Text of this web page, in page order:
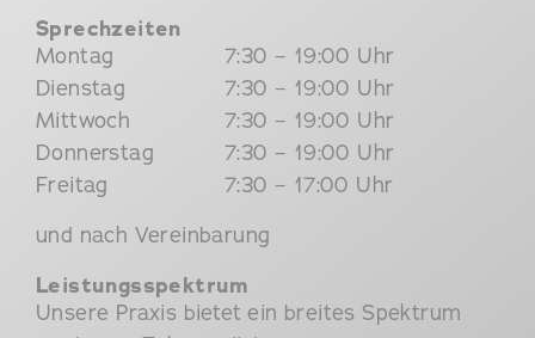
Sprechzeiten
Montag
7:30 – 19:00 Uhr
Dienstag
7:30 – 19:00 Uhr
Mittwoch
7:30 – 19:00 Uhr
Donnerstag
7:30 – 19:00 Uhr
Freitag
7:30 – 17:00 Uhr
und nach Vereinbarung
Leistungsspektrum
Unsere Praxis bietet ein breites Spektrum